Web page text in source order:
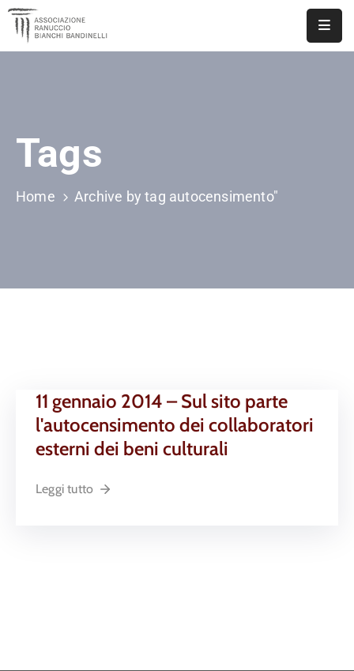
DOCUMENTI
Tags
Home Archive by tag autocensimento"
11 gennaio 2014 – Sul sito parte
l'autocensimento dei collaboratori
esterni dei beni culturali
Leggi tutto